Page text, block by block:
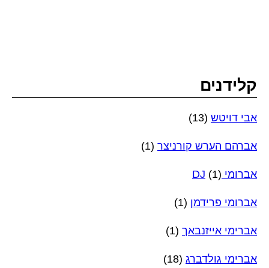
קלידנים
אבי דויטש (13)
אברהם הערש קורניצר (1)
אברומי DJ (1)
אברומי פרידמן (1)
אברימי אייזנבאך (1)
אברימי גולדברג (18)